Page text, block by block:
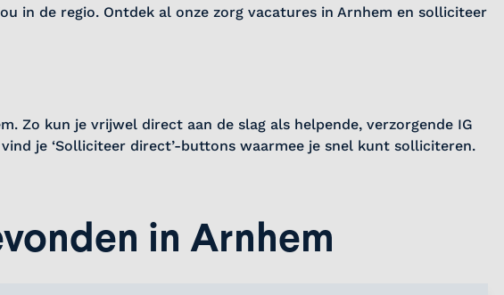
in de regio. Ontdek al onze zorg vacatures in Arnhem en solliciteer
Zo kun je vrijwel direct aan de slag als helpende, verzorgende IG
je ‘Solliciteer direct’-buttons waarmee je snel kunt solliciteren.
in Arnhem